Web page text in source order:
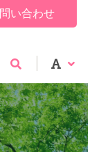
い合わせ
リー 大
中
小